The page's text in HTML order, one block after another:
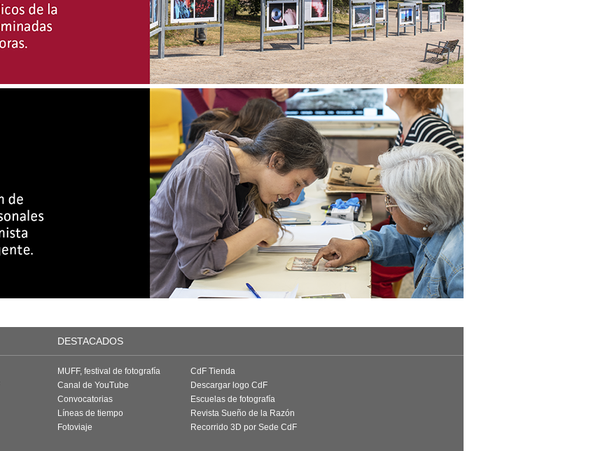
DESTACADOS
MUFF, festival de fotografía
Canal de YouTube
Convocatorias
Líneas de tiempo
Fotoviaje
CdF Tienda
Descargar logo CdF
Escuelas de fotografía
Revista Sueño de la Razón
Recorrido 3D por Sede CdF